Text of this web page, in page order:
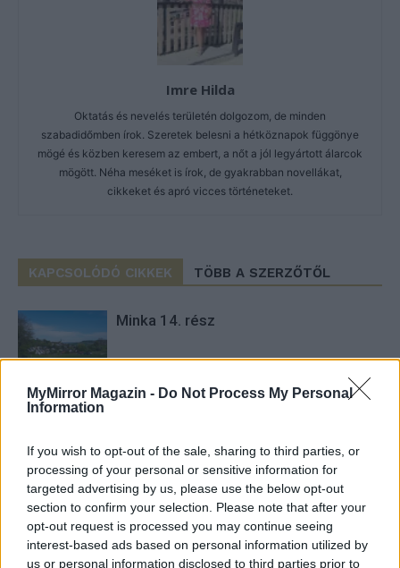
MyMirror Magazin - Do Not Process My Personal
Information
If you wish to opt-out of the sale, sharing to third parties, or
processing of your personal or sensitive information for
targeted advertising by us, please use the below opt-out
section to confirm your selection. Please note that after your
opt-out request is processed you may continue seeing
interest-based ads based on personal information utilized by
us or personal information disclosed to third parties prior to
Imre Hilda
Oktatás és nevelés területén dolgozom, de minden
szabadidőmben írok. Szeretek belesni a hétköznapok függönye
mögé és közben keresem az embert, a nőt a jól legyártott álarcok
mögött. Néha meséket is írok, de gyakrabban novellákat,
cikkeket és apró vicces történeteket.
KAPCSOLÓDÓ CIKKEK TÖBB A SZERZŐTŐL
Minka 14. rész
Minka 13. rész
Halál a Tresco-szigeten – A Josh
Clayton-ügy